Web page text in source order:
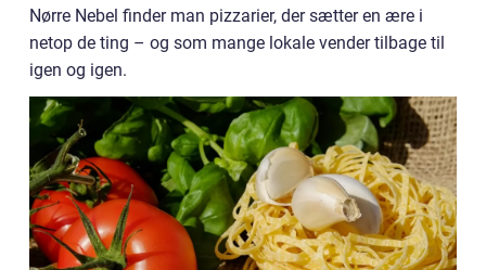
Nørre Nebel finder man pizzarier, der sætter en ære i
netop de ting – og som mange lokale vender tilbage til
igen og igen.